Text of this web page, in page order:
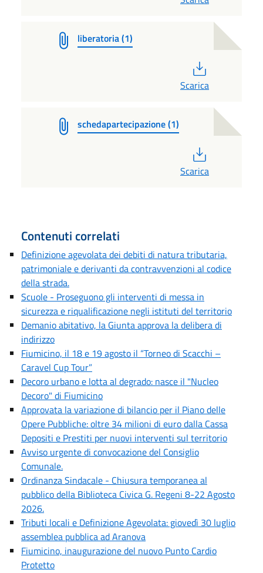
liberatoria (1)
Scarica
schedapartecipazione (1)
Scarica
Contenuti correlati
Definizione agevolata dei debiti di natura tributaria,
patrimoniale e derivanti da contravvenzioni al codice
della strada.
Scuole - Proseguono gli interventi di messa in
sicurezza e riqualificazione negli istituti del territorio
Demanio abitativo, la Giunta approva la delibera di
indirizzo
Fiumicino, il 18 e 19 agosto il “Torneo di Scacchi –
Caravel Cup Tour”
Decoro urbano e lotta al degrado: nasce il "Nucleo
Decoro" di Fiumicino
Approvata la variazione di bilancio per il Piano delle
Opere Pubbliche: oltre 34 milioni di euro dalla Cassa
Depositi e Prestiti per nuovi interventi sul territorio
Avviso urgente di convocazione del Consiglio
Comunale.
Ordinanza Sindacale - Chiusura temporanea al
pubblico della Biblioteca Civica G. Regeni 8-22 Agosto
2026.
Tributi locali e Definizione Agevolata: giovedì 30 luglio
assemblea pubblica ad Aranova
Fiumicino, inaugurazione del nuovo Punto Cardio
Protetto